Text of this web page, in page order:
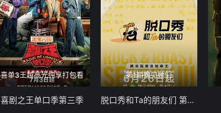
喜单3王越高光纯享打包看
喜剧之王单口季第三季
第1期豫见她们
脱口秀和Ta的朋友们 第三季